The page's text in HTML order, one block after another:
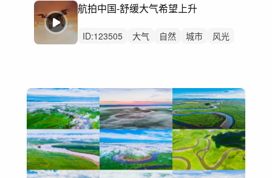
航拍中国-舒缓大气希望上升
ID:123505 大气 自然 城市
风光